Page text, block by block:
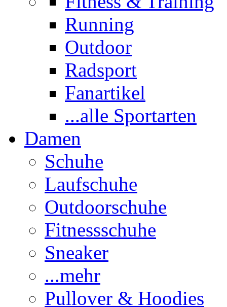
Running
Outdoor
Radsport
Fanartikel
...alle Sportarten
Damen
Schuhe
Laufschuhe
Outdoorschuhe
Fitnessschuhe
Sneaker
...mehr
Pullover & Hoodies